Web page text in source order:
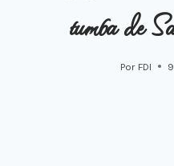
tumba de
Por FDI